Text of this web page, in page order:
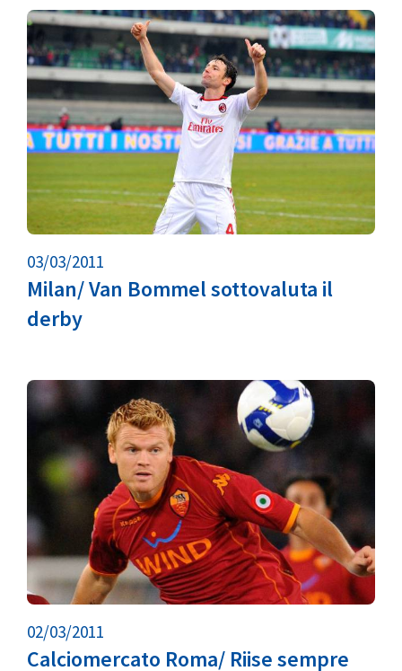
03/03/2011
Milan/ Van Bommel sottovaluta il
derby
02/03/2011
Calciomercato Roma/ Riise sempre